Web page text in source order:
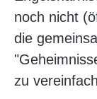
noch nicht
die
zu